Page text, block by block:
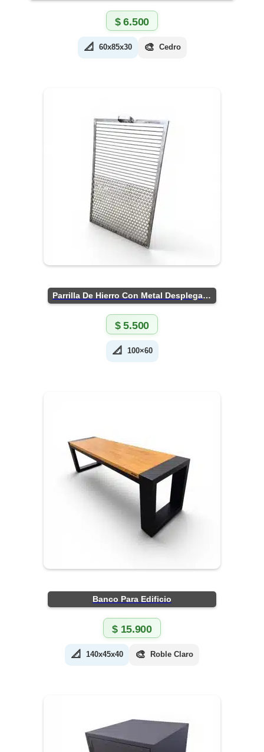
$6.500
📐 60x85x30 🎨 Cedro
Parrilla De Hierro Con Metal Desplegado
$5.500
📐 100×60
Banco Para Edificio
$15.900
📐 140x45x40 🎨 Roble Claro